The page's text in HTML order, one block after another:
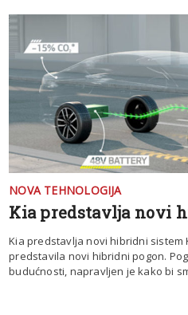
NOVA TEHNOLOGIJA
Kia predstavlja novi
Kia predstavlja novi hibridni sistem
predstavila novi hibridni pogon.
budućnosti, napravljen je kako bi